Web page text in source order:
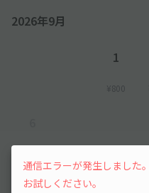
2026年9月
1
¥800
通信エラーが発生しました
お試しください。